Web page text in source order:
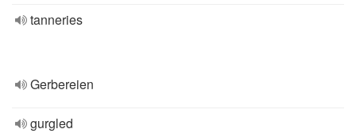
tanneries
Gerbereien
gurgled